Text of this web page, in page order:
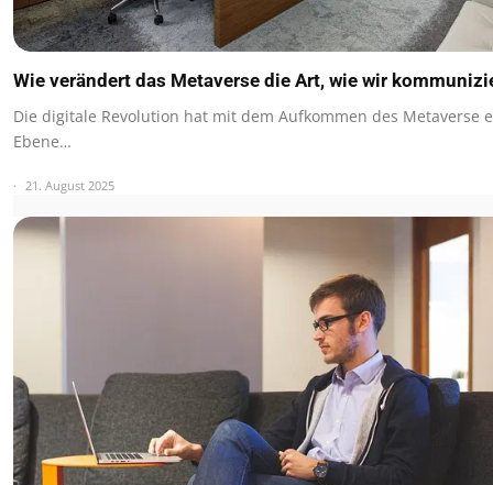
Wie verändert das Metaverse die Art, wie wir
Die digitale Revolution hat mit dem Aufkommen des Metaverse
Ebene…
21. August 2025